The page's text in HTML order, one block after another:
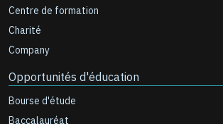
Centre de formation
Charité
Company
Opportunités d'éducation
Bourse d'étude
Baccalauréat